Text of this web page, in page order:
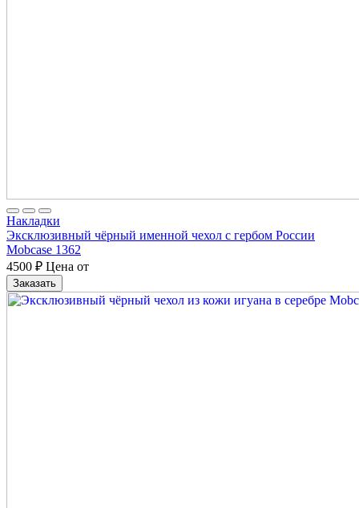
Накладки
Эксклюзивный чёрный именной чехол с гербом России
Mobcase 1362
4500 ₽ Цена от
Заказать